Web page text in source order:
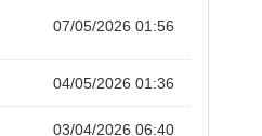
07/05/2026 01:56
04/05/2026 01:36
03/04/2026 06:40